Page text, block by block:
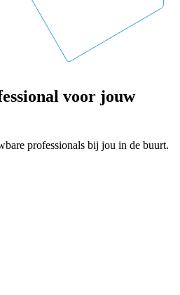
voor jouw
professionals bij jou in de buurt.